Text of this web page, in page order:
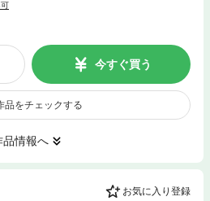
今すぐ買う
品をチェックする
品情報へ
お気に入り登録